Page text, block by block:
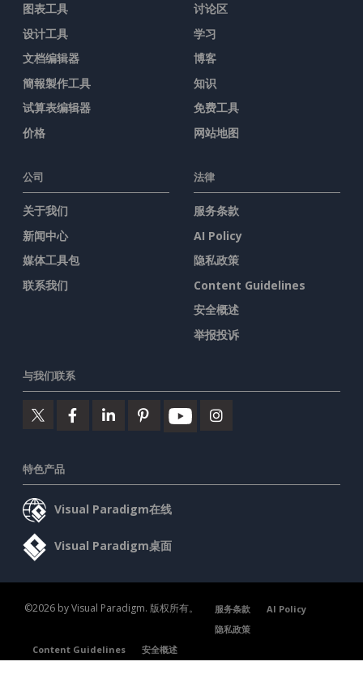
图表工具
设计工具
文档编辑器
簡報製作工具
试算表编辑器
价格
讨论区
学习
博客
知识
免费工具
网站地图
公司
关于我们
新闻中心
媒体工具包
联系我们
法律
服务条款
AI Policy
隐私政策
Content Guidelines
安全概述
举报投诉
与我们联系
特色产品
Visual Paradigm在线
Visual Paradigm桌面
©2026 by Visual Paradigm. 版权所有。 服务条款
AI Policy
隐私政策
Content Guidelines
安全概述